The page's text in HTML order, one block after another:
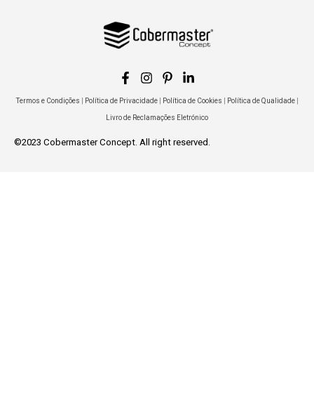
Termos e Condições Política de Privacidade| Política de Cookies Política de Qualidade|
Livro de Reclamações Eletrónico
©2023 Cobermaster Concept. All right reserved.